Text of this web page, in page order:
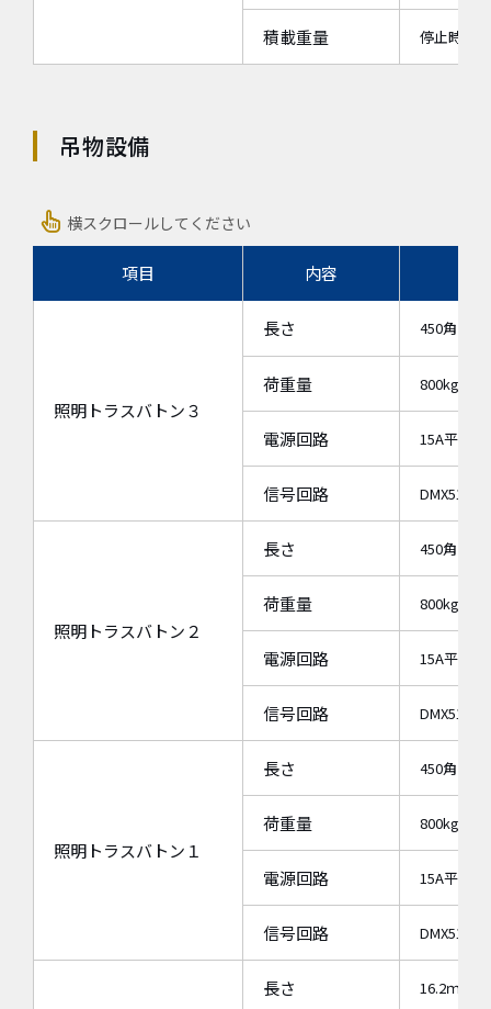
積載重量 停止時
吊物設備
横スクロールしてください
項目 内容
照明トラスバトン３
長さ 450角トラ
荷重量 800kg
電源回路 15A平行
信号回路
照明トラスバトン２
長さ 450角トラ
荷重量 800kg
電源回路 15A平行
信号回路
照明トラスバトン１
長さ 450角トラ
荷重量 800kg
電源回路 15A平行
信号回路
長さ 16.2ｍ